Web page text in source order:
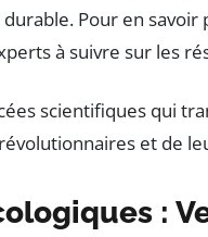
Pour en
à suivre sur les
: